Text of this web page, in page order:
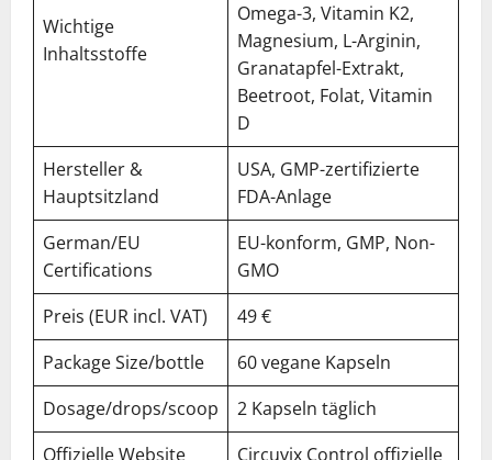
Wichtige
Inhaltsstoffe
Omega-3, Vitamin K2,
Magnesium, L-Arginin,
Granatapfel-Extrakt,
Beetroot, Folat, Vitamin
D
Hersteller &
Hauptsitzland
USA, GMP-zertifizierte
FDA-Anlage
German/EU
Certifications
EU-konform, GMP, Non-
GMO
Preis (EUR incl. VAT)
49 €
Package Size/bottle
60 vegane Kapseln
Dosage/drops/scoop
2 Kapseln täglich
Offizielle Website
Circuvix Control offizielle